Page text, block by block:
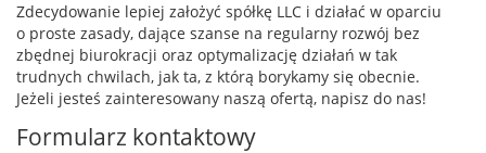
Zdecydowanie lepiej założyć spółkę LLC i działać w oparciu
o proste zasady, dające szanse na regularny rozwój bez
zbędnej biurokracji oraz optymalizację działań w tak
trudnych chwilach, jak ta, z którą borykamy się obecnie.
Jeżeli jesteś zainteresowany naszą ofertą, napisz do nas!
Formularz kontaktowy